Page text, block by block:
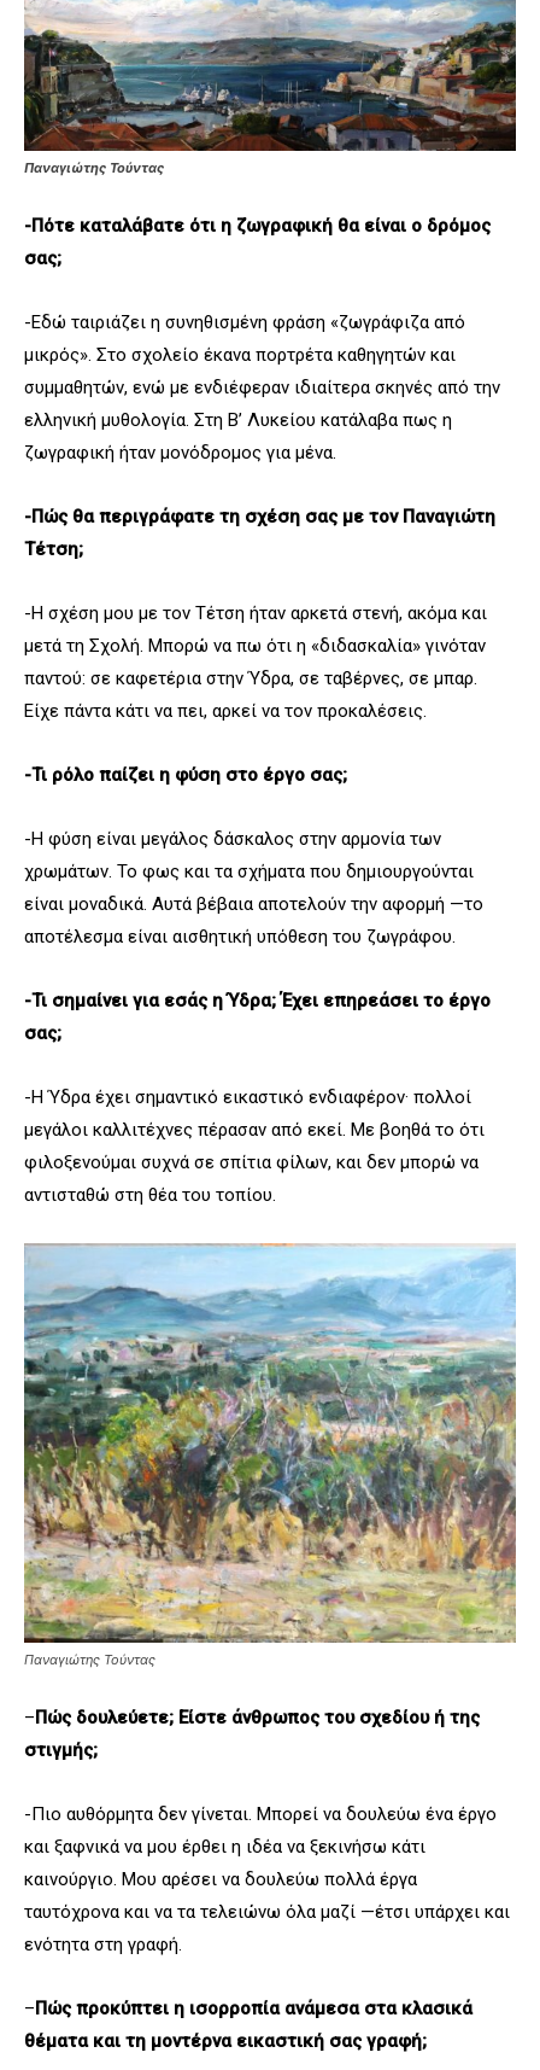
Παναγιώτης Τούντας
-Πότε καταλάβατε ότι η ζωγραφική θα είναι ο δρόμος
σας;
-Εδώ ταιριάζει η συνηθισμένη φράση «ζωγράφιζα από
μικρός». Στο σχολείο έκανα πορτρέτα καθηγητών και
συμμαθητών, ενώ με ενδιέφεραν ιδιαίτερα σκηνές από την
ελληνική μυθολογία. Στη Β’ Λυκείου κατάλαβα πως η
ζωγραφική ήταν μονόδρομος για μένα.
-Πώς θα περιγράφατε τη σχέση σας με τον Παναγιώτη
Τέτση;
-Η σχέση μου με τον Τέτση ήταν αρκετά στενή, ακόμα και
μετά τη Σχολή. Μπορώ να πω ότι η «διδασκαλία» γινόταν
παντού: σε καφετέρια στην Ύδρα, σε ταβέρνες, σε μπαρ.
Είχε πάντα κάτι να πει, αρκεί να τον προκαλέσεις.
-Τι ρόλο παίζει η φύση στο έργο σας;
-Η φύση είναι μεγάλος δάσκαλος στην αρμονία των
χρωμάτων. Το φως και τα σχήματα που δημιουργούνται
είναι μοναδικά. Αυτά βέβαια αποτελούν την αφορμή —το
αποτέλεσμα είναι αισθητική υπόθεση του ζωγράφου.
-Τι σημαίνει για εσάς η Ύδρα; Έχει επηρεάσει το έργο
σας;
-Η Ύδρα έχει σημαντικό εικαστικό ενδιαφέρον· πολλοί
μεγάλοι καλλιτέχνες πέρασαν από εκεί. Με βοηθά το ότι
φιλοξενούμαι συχνά σε σπίτια φίλων, και δεν μπορώ να
αντισταθώ στη θέα του τοπίου.
Παναγιώτης Τούντας
–Πώς δουλεύετε; Είστε άνθρωπος του σχεδίου ή της
στιγμής;
-Πιο αυθόρμητα δεν γίνεται. Μπορεί να δουλεύω ένα έργο
και ξαφνικά να μου έρθει η ιδέα να ξεκινήσω κάτι
καινούργιο. Μου αρέσει να δουλεύω πολλά έργα
ταυτόχρονα και να τα τελειώνω όλα μαζί —έτσι υπάρχει και
ενότητα στη γραφή.
–Πώς προκύπτει η ισορροπία ανάμεσα στα κλασικά
θέματα και τη μοντέρνα εικαστική σας γραφή;